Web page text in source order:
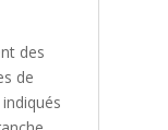
des
de